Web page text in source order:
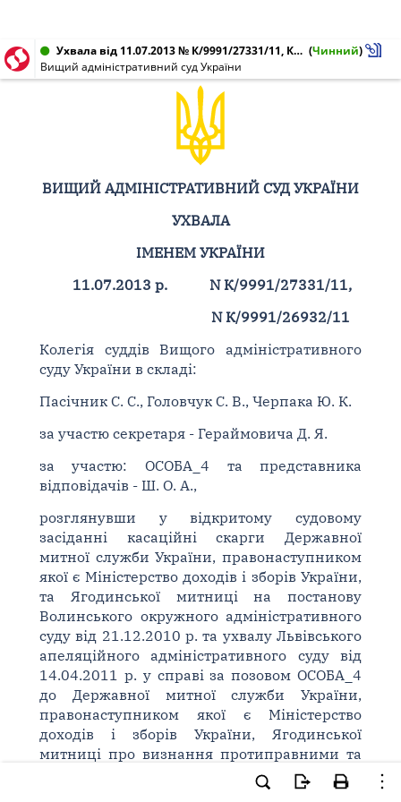
Ухвала від 11.07.2013 № К/9991/27331/11, К/9991/26932/11 (Чинний)
Вищий адміністративний суд України
ВИЩИЙ АДМІНІСТРАТИВНИЙ СУД УКРАЇНИ
УХВАЛА
ІМЕНЕМ УКРАЇНИ
11.07.2013 р.
N К/9991/27331/11,
N К/9991/26932/11
Колегія суддів Вищого адміністративного
суду України в складі:
Пасічник С. С., Головчук С. В., Черпака Ю. К.
за участю секретаря - Гераймовича Д. Я.
за участю: ОСОБА_4 та представника
відповідачів - Ш. О. А.,
розглянувши у відкритому судовому
засіданні касаційні скарги Державної
митної служби України, правонаступником
якої є Міністерство доходів і зборів України,
та Ягодинської митниці на постанову
Волинського окружного адміністративного
суду від 21.12.2010 р. та ухвалу Львівського
апеляційного адміністративного суду від
14.04.2011 р. у справі за позовом ОСОБА_4
до Державної митної служби України,
правонаступником якої є Міністерство
доходів і зборів України, Ягодинської
митниці про визнання протиправними та
скасування наказів про звільнення,
поновлення на роботі та стягнення